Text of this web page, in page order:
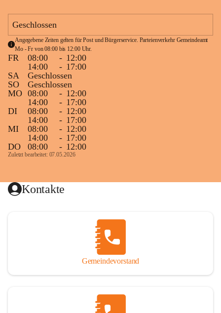
Geschlossen
Angegebene Zeiten gelten für Post und Bürgerservice. Parteienverkehr Gemeindeamt
Mo - Fr von 08:00 bis 12:00 Uhr.
FR 08:00 - 12:00
14:00
- 17:00
SA
Geschlossen
SO
Geschlossen
MO 08:00 - 12:00
14:00
- 17:00
DI
08:00 - 12:00
14:00
- 17:00
MI
08:00 - 12:00
14:00
- 17:00
DO
08:00 - 12:00
Zuletzt bearbeitet: 07.05.2026
Kontakte
Gemeindevorstand